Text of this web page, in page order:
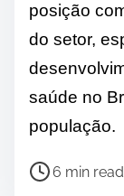
posição
do setor,
saúde no
população.
P
6 min read